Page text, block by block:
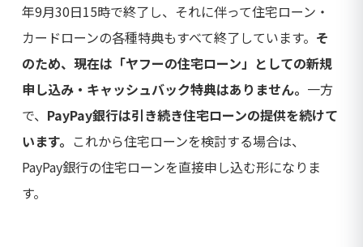
年9月30日15時で終了し、それに伴って住宅ローン・
カードローンの各種特典もすべて終了しています。 そ
のため、現在は「ヤフーの住宅ローン」としての新規
申し込み・キャッシュバック特典はありません。 一方
で、 PayPay銀行は引き続き住宅ローンの提供を続けて
います。 これから住宅ローンを検討する場合は、
PayPay銀行の住宅ローンを直接申し込む形になりま
す。